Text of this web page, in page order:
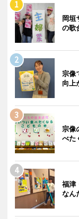
岡垣
の歌
宗像
向上
宗像
べた
福津
なん